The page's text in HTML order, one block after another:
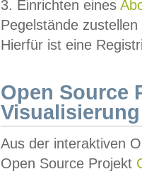
3. Einrichten eines
Pegelstände
Hierfür ist eine
Open Source
Visualisierung
Aus der interaktiven
Open Source Projekt